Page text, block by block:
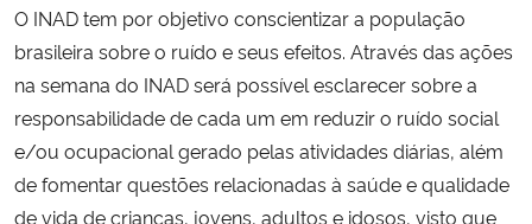
Advocacia-Geral da União
Banco Central do Brasil
Planalto
O INAD tem por objetivo conscientizar a população
brasileira sobre o ruído e seus efeitos. Através das ações
na semana do INAD será possível esclarecer sobre a
responsabilidade de cada um em reduzir o ruído social
e/ou ocupacional gerado pelas atividades diárias, além
de fomentar questões relacionadas à saúde e qualidade
de vida de crianças, jovens, adultos e idosos, visto que